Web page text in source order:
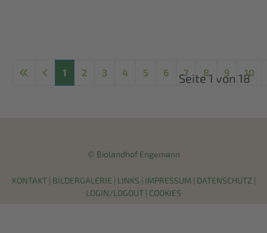
Seite 1 von 18
1 2 3 4 5 6 7 8 9 10
© Biolandhof Engemann
KONTAKT| BILDERGALERIE | LINKS | IMPRESSUM | DATENSCHUTZ |
LOGIN/LOGOUT | COOKIES